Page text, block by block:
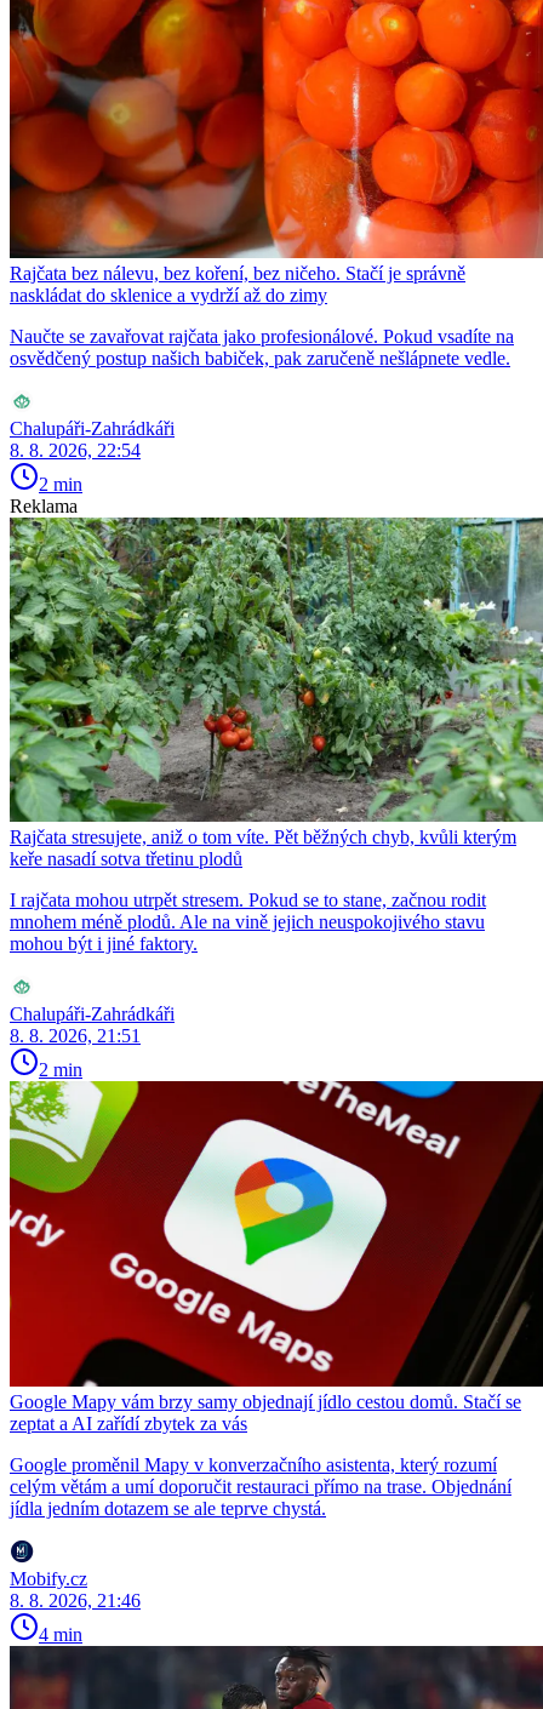
Rajčata bez nálevu, bez koření, bez ničeho. Stačí je správně
naskládat do sklenice a vydrží až do zimy
Naučte se zavařovat rajčata jako profesionálové. Pokud vsadíte na
osvědčený postup našich babiček, pak zaručeně nešlápnete vedle.
Chalupáři-Zahrádkáři
8. 8. 2026, 22:54
2 min
Reklama
Rajčata stresujete, aniž o tom víte. Pět běžných chyb, kvůli kterým
keře nasadí sotva třetinu plodů
I rajčata mohou utrpět stresem. Pokud se to stane, začnou rodit
mnohem méně plodů. Ale na vině jejich neuspokojivého stavu
mohou být i jiné faktory.
Chalupáři-Zahrádkáři
8. 8. 2026, 21:51
2 min
Google Mapy vám brzy samy objednají jídlo cestou domů. Stačí se
zeptat a AI zařídí zbytek za vás
Google proměnil Mapy v konverzačního asistenta, který rozumí
celým větám a umí doporučit restauraci přímo na trase. Objednání
jídla jedním dotazem se ale teprve chystá.
Mobify.cz
8. 8. 2026, 21:46
4 min